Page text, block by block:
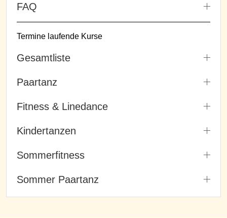
FAQ
Termine laufende Kurse
Gesamtliste
Paartanz
Fitness & Linedance
Kindertanzen
Sommerfitness
Sommer Paartanz